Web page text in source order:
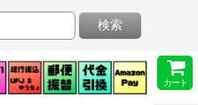
カート
検索